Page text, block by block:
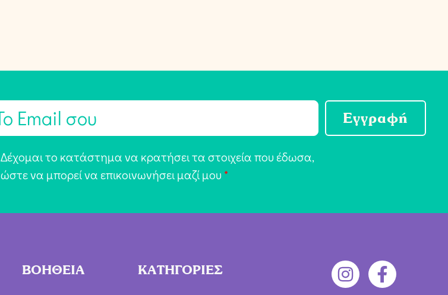
Δέχομαι το κατάστημα να κρατήσει τα στοιχεία που έδωσα,
ώστε να μπορεί να επικοινωνήσει μαζί μου *
Εγγραφή
ΒΟΗΘΕΙΑ ΚΑΤΗΓΟΡΙΕΣ